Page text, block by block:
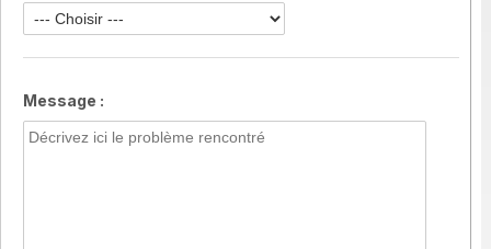
Message :